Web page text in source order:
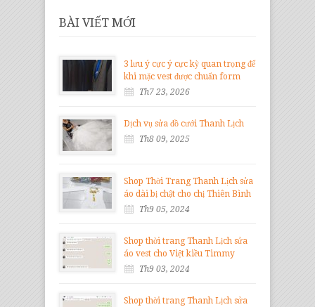
BÀI VIẾT MỚI
3 lưu ý cực ý cực kỳ quan trọng để
khi mặc vest được chuẩn form
Th7 23, 2026
Dịch vụ sửa đồ cưới Thanh Lịch
Th8 09, 2025
Shop Thời Trang Thanh Lịch sửa
áo dài bị chật cho chị Thiên Bình
Th9 05, 2024
Shop thời trang Thanh Lịch sửa
áo vest cho Việt kiều Timmy
Th9 03, 2024
Shop thời trang Thanh Lịch sửa